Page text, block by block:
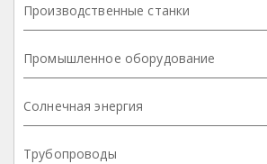
Производственные станки
Промышленное оборудование
Солнечная энергия
Трубопроводы